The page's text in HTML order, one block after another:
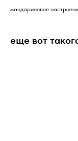
мандариновое
еще вот